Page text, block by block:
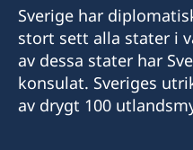
Sverige har
stort sett alla stater i
av dessa stater har
konsulat. Sveriges
av drygt 100